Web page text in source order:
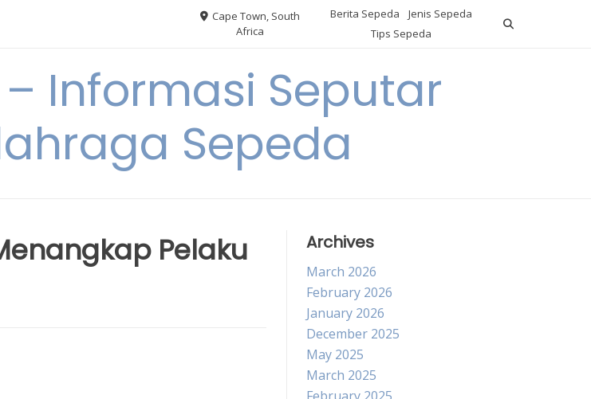
Cape Town, South
Africa
Berita Sepeda
Jenis Sepeda
Tips Sepeda
– Informasi Seputar
Sepeda
Pelaku
Archives
March 2026
February 2026
January 2026
December 2025
May 2025
March 2025